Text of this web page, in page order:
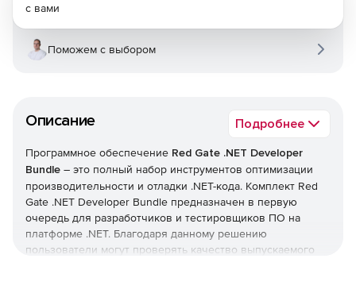
Описание Подробнее
Программное обеспечение Red Gate .NET Developer
Bundle – это полный набор инструментов оптимизации
производительности и отладки .NET-кода. Комплект Red
Gate .NET Developer Bundle предназначен в первую
очередь для разработчиков и тестировщиков ПО на
платформе .NET. Благодаря данному решению
пользователи могут проверять качество выпускаемого
с вами
Поможем с выбором